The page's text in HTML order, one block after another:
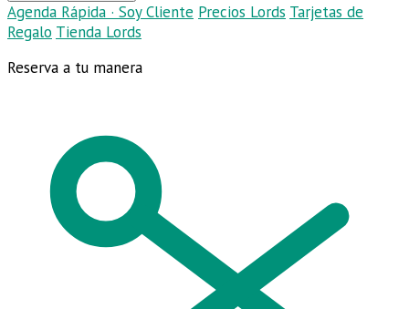
Agenda Rápida · Soy Cliente Precios Lords Tarjetas de
Regalo Tienda Lords
Reserva a tu manera